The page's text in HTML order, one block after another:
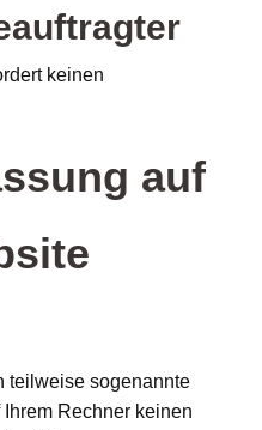
keinen
auf
teilweise sogenannte
Rechner keinen